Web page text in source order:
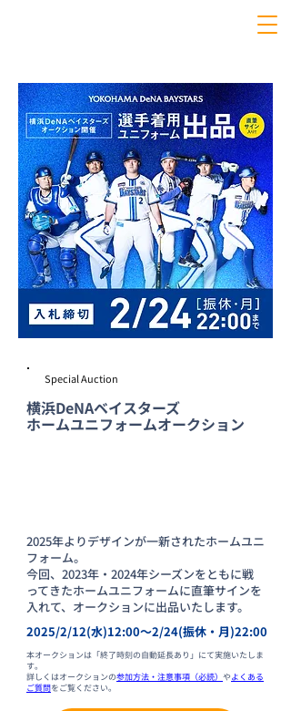
Special Auction
横浜DeNAベイスターズ
ホームユニフォームオークション
2025年よりデザインが一新されたホームユニ
フォーム。​
今回、2023年・2024年シーズンをともに戦
ってきたホームユニフォームに直筆サインを
入れて、オークションに出品いたします。
2025/2/12(水)12:00〜2/24(振休・月)22:00
本オークションは「終了時刻の自動延長あり」にて実施いたしま
す。
​​詳しくはオークションの参加方法・注意事項（必読） やよくある
ご質問をご覧ください。